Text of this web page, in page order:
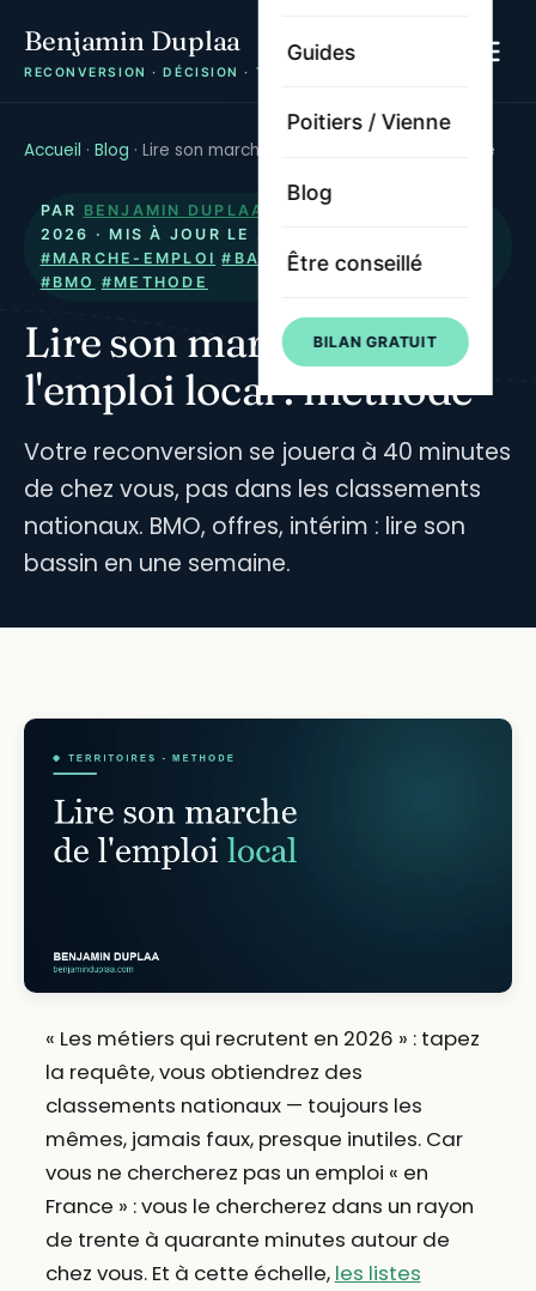
Benjamin Duplaa
RECONVERSION · DÉCISION · TRAJECTOIRE
Guides
Poitiers / Vienne
Blog
Être conseillé
BILAN GRATUIT
Accueil · Blog · Lire son marché de l'emploi local : méthode
PAR BENJAMIN DUPLAA · PUBLIÉ LE
2026 · MIS À JOUR LE 21 JUILLET 2026
#MARCHE-EMPLOI #BASSIN #TERRITOIRE
#BMO #METHODE
Lire son marché de
l'emploi local : méthode
Votre reconversion se jouera à 40 minutes
de chez vous, pas dans les classements
nationaux. BMO, offres, intérim : lire son
bassin en une semaine.
« Les métiers qui recrutent en 2026 » : tapez
la requête, vous obtiendrez des
classements nationaux — toujours les
mêmes, jamais faux, presque inutiles. Car
vous ne chercherez pas un emploi « en
France » : vous le chercherez dans un rayon
de trente à quarante minutes autour de
chez vous. Et à cette échelle, les listes